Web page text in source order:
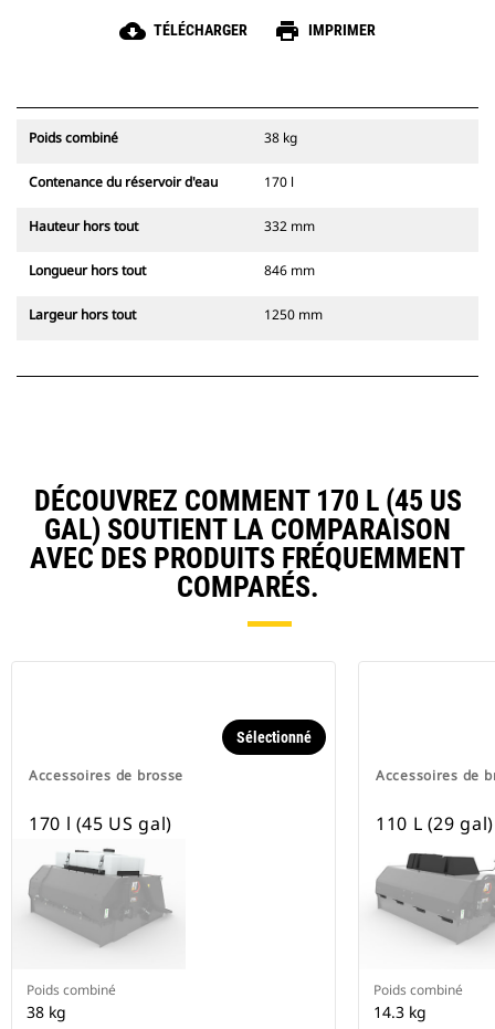
cloud_download TÉLÉCHARGER print IMPRIMER
Poids combiné 38 kg
Contenance du réservoir d'eau 170 l
Hauteur hors tout 332 mm
Longueur hors tout 846 mm
Largeur hors tout 1250 mm
DÉCOUVREZ COMMENT 170 L (45 US
GAL) SOUTIENT LA COMPARAISON
AVEC DES PRODUITS FRÉQUEMMENT
COMPARÉS.
Accessoires de brosse
Sélectionné
170 l (45 US gal)
Poids combiné
38 kg
Accessoires de
110 L (29 gal)
Poids combiné
14.3 kg